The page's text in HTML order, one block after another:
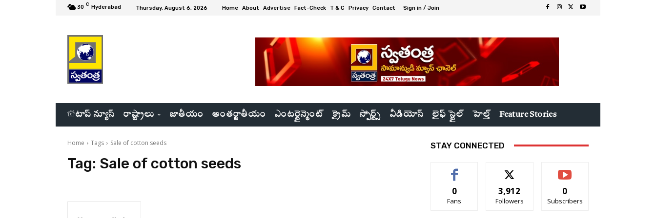
30 C Hyderabad Thursday, August 6, 2026 Home About Advertise Fact-Check T & C Privacy Contact Sign in / Join
టాప్ న్యూస్ రాష్ట్రాలు జాతీయం అంతర్జాతీయం ఎంటర్టైన్మెంట్ క్రైమ్ స్పోర్ట్స్ వీడియోస్ లైఫ్ స్టైల్ హెల్త్ Feature Stories
Home Tags Sale of cotton seeds
Tag: Sale of cotton seeds
STAY CONNECTED
0
Fans
3,912
Followers
0
Subscribers